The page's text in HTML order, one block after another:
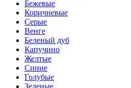
Бежевые
Коричневые
Серые
Венге
Беленый дуб
Капучино
Желтые
Синие
Голубые
Зеленые